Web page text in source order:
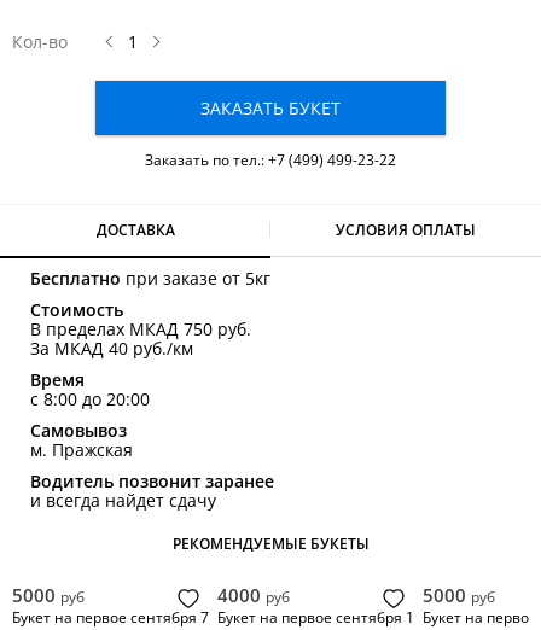
Кол-во
ЗАКАЗАТЬ БУКЕТ
Заказать по тел.:+7 (499) 499-23-22
ДОСТАВКА УСЛОВИЯ ОПЛАТЫ
Бесплатно при заказе от 5кг
Стоимость
В пределах МКАД 750 руб.
За МКАД 40 руб./км
Время
с 8:00 до 20:00
Самовывоз
м. Пражская
Водитель позвонит заранее
и всегда найдет сдачу
РЕКОМЕНДУЕМЫЕ БУКЕТЫ
5000 руб
Букет на первое сентября 7
4000 руб
Букет на первое сентября 1
5000 руб
Букет на